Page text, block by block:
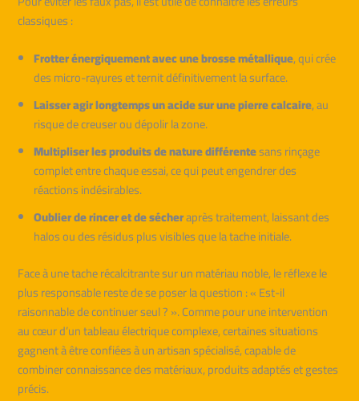
classiques :
Frotter énergiquement avec une brosse métallique, qui crée
des micro-rayures et ternit définitivement la surface.
Laisser agir longtemps un acide sur une pierre calcaire, au
risque de creuser ou dépolir la zone.
Multipliser les produits de nature différentesans rinçage
complet entre chaque essai, ce qui peut engendrer des
réactions indésirables.
Oublier de rincer et de sécheraprès traitement, laissant des
halos ou des résidus plus visibles que la tache initiale.
Face à une tache récalcitrante sur un matériau noble, le réflexe le
plus responsable reste de se poser la question : « Est-il
raisonnable de continuer seul ? ». Comme pour une intervention
au cœur d’un tableau électrique complexe, certaines situations
gagnent à être confiées à un artisan spécialisé, capable de
combiner connaissance des matériaux, produits adaptés et gestes
précis.